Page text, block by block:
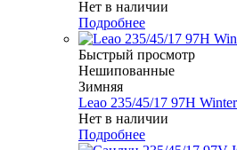
Нет в наличии
Подробнее
Быстрый просмотр
Нешипованные
Зимняя
Leao 235/45/17 97H
Нет в наличии
Подробнее